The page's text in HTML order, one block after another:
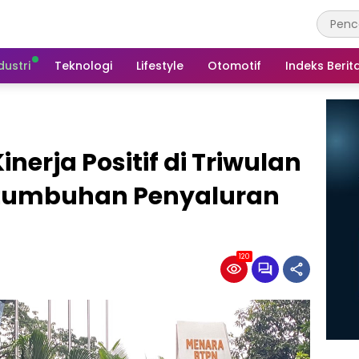
Teknologi Lifestyle Otomotif Indeks
Positif di Triwulan
Penyaluran
120